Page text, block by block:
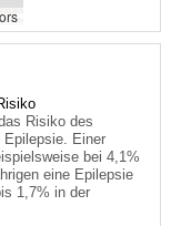
Risiko des
Epilepsie. Einer
bei 4,1%
eine Epilepsie
1,7% in der